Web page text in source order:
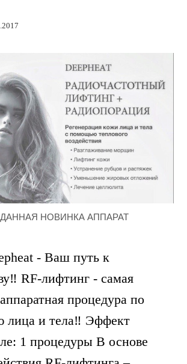
НОВИНКА АППАРАТ
- Ваш путь к
RF-лифтинг - самая
процедура по
лица и тела‼ Эффект
1 процедуры В основе